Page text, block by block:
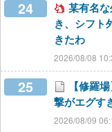
24
某有名
き、シフト
きたわ
2026/08/08
25
【修羅
撃がエグす
2026/08/09